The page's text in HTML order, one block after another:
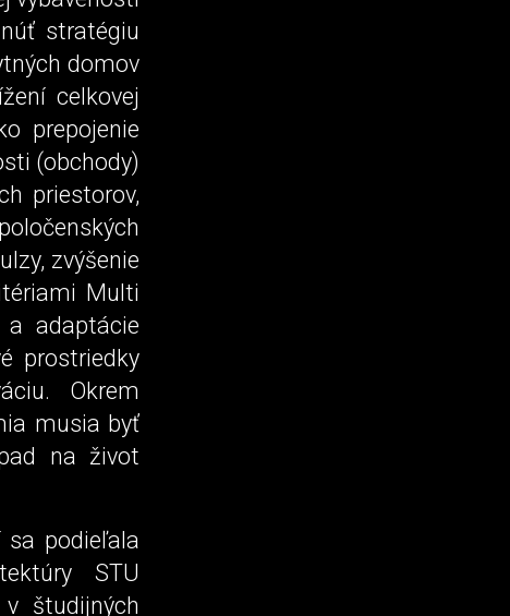
stratégiu
domov
celkovej
prepojenie
(obchody)
priestorov,
zvýšenie
Multi
a adaptácie
prostriedky
Okrem
musia byť
na život
sa podieľala
STU
študijných